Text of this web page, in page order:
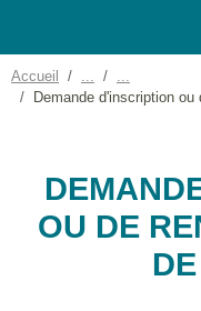
Accueil
Demande d'inscription
OU DE